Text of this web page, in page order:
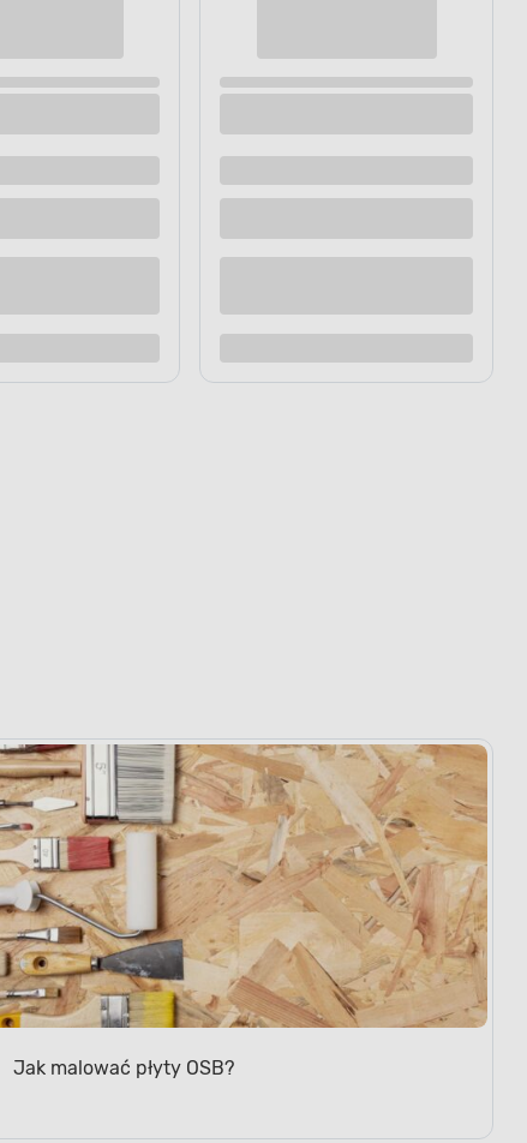
Jak malować płyty OSB?